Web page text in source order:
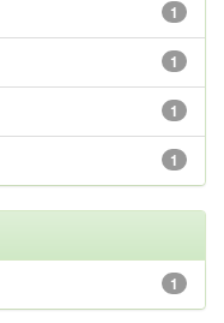
1
1
1
1
1